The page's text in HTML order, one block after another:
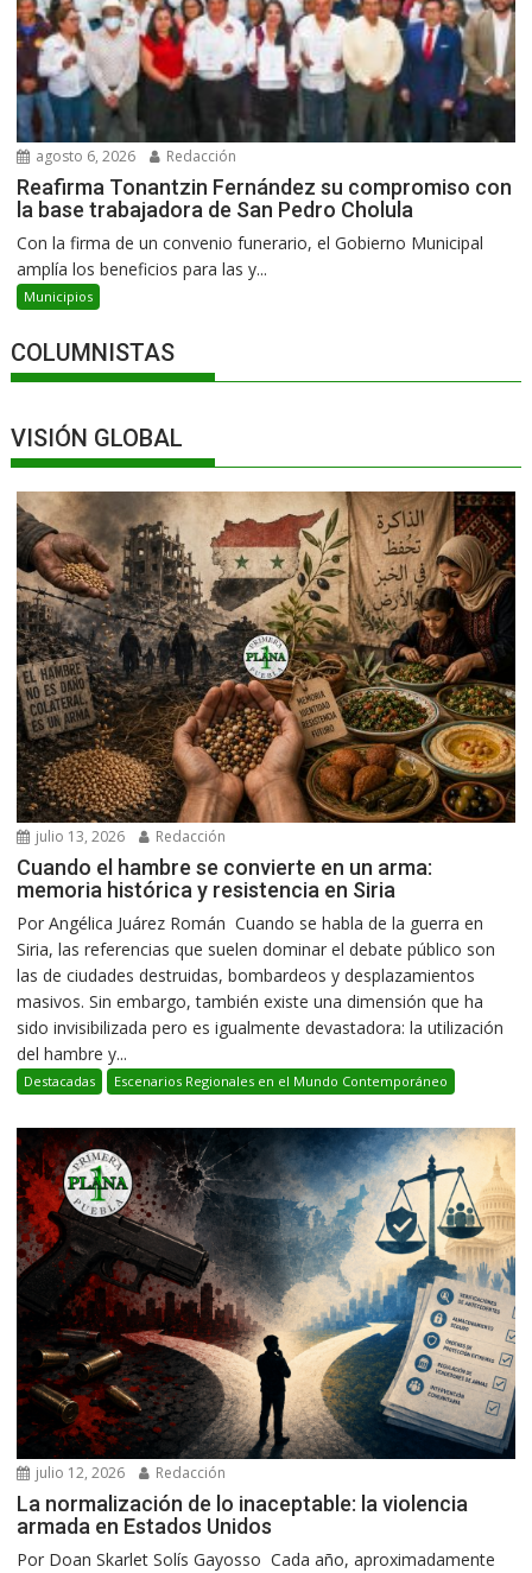
agosto 6, 2026 Redacción
Reafirma Tonantzin Fernández su compromiso con
la base trabajadora de San Pedro Cholula
Con la firma de un convenio funerario, el Gobierno Municipal
amplía los beneficios para las y...
Municipios
COLUMNISTAS
VISIÓN GLOBAL
julio 13, 2026 Redacción
Cuando el hambre se convierte en un arma:
memoria histórica y resistencia en Siria
Por Angélica Juárez Román Cuando se habla de la guerra en
Siria, las referencias que suelen dominar el debate público son
las de ciudades destruidas, bombardeos y desplazamientos
masivos. Sin embargo, también existe una dimensión que ha
sido invisibilizada pero es igualmente devastadora: la utilización
del hambre y...
Destacadas Escenarios Regionales en el Mundo Contemporáneo
julio 12, 2026 Redacción
La normalización de lo inaceptable: la violencia
armada en Estados Unidos
Por Doan Skarlet Solís Gayosso Cada año, aproximadamente